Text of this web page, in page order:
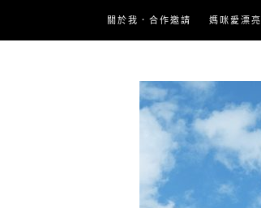
content
關於我．合作邀請 媽咪愛漂亮